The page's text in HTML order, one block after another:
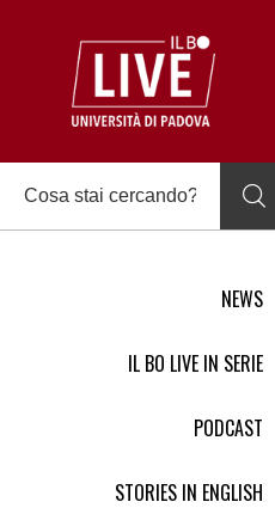
NEWS
IL BO LIVE IN SERIE
PODCAST
STORIES IN ENGLISH